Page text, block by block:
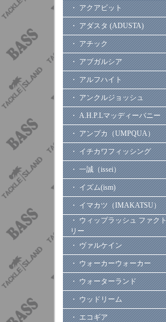
・ アクアビット
・ アダスタ (ADUSTA)
・ アチック
・ アブガルシア
・ アルフハイト
・ アンクルジョッシュ
・ A.H.P.Lマッディーバニー
・ アンプカ（UMPQUA）
・ イチカワフィッシング
・ 一誠（issei）
・ イズム(ism)
・ イマカツ（IMAKATSU）
・ ウィップラッシュ ファクト
リー
・ ヴァルケイン
・ ウォーカーウォーカー
・ ウォーターランド
・ ウッドリーム
・ エコギア